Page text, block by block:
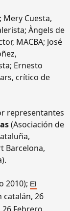
Mery Cuesta,
Àngels de
MACBA; José
Ernesto
crítico de
representantes
(Asociación de
Barcelona,
2010); El
catalán, 26